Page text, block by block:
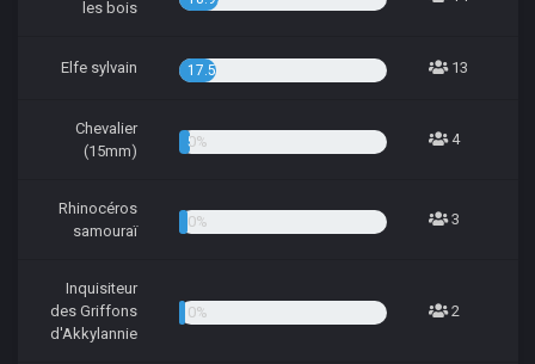
les bois
Elfe sylvain 17.57% 13
Chevalier
(15mm)
5.41% 4
Rhinocéros
samouraï
4.05% 3
Inquisiteur
des Griffons
d'Akkylannie
2.70% 2